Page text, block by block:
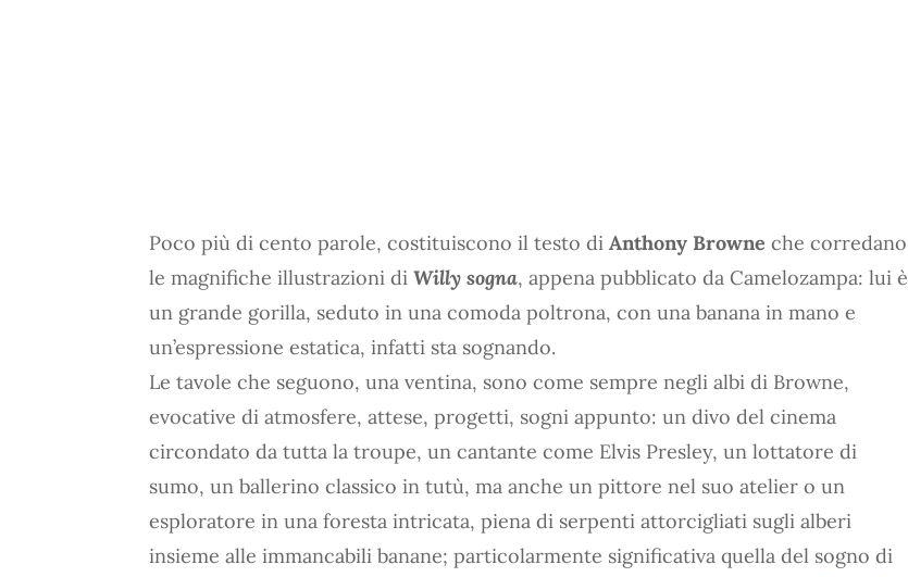
Poco più di cento parole, costituiscono il testo di Anthony Browne che corredano
le magnifiche illustrazioni di Willy sogna, appena pubblicato da Camelozampa: lui è
un grande gorilla, seduto in una comoda poltrona, con una banana in mano e
un’espressione estatica, infatti sta sognando.
Le tavole che seguono, una ventina, sono come sempre negli albi di Browne,
evocative di atmosfere, attese, progetti, sogni appunto: un divo del cinema
circondato da tutta la troupe, un cantante come Elvis Presley, un lottatore di
sumo, un ballerino classico in tutù, ma anche un pittore nel suo atelier o un
esploratore in una foresta intricata, piena di serpenti attorcigliati sugli alberi
insieme alle immancabili banane; particolarmente significativa quella del sogno di